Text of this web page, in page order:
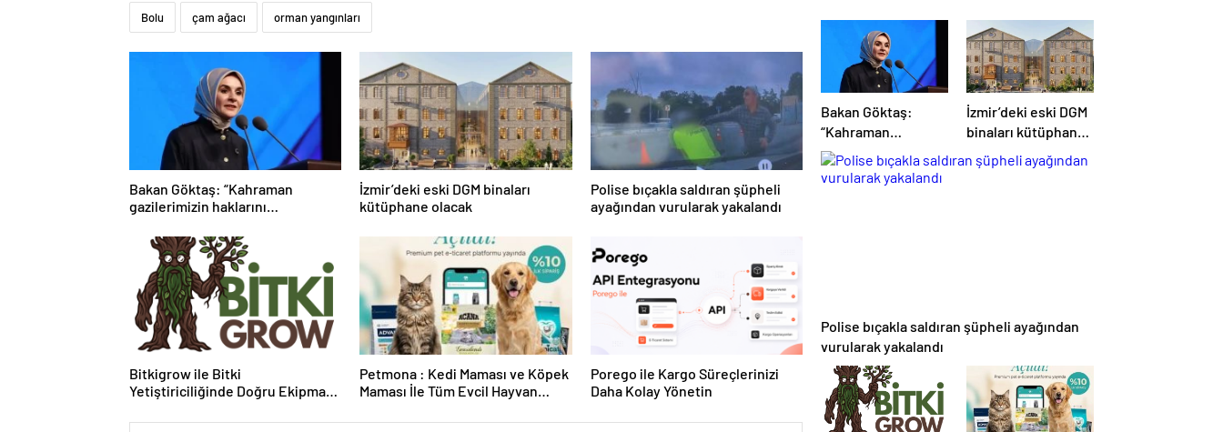
Bolu çam ağacı orman yangınları
Bakan Göktaş: “Kahraman
gazilerimizin haklarını
kapılarını aralıyoruz”
İzmir’deki eski DGM binaları
kütüphane olacak
Polise bıçakla saldıran şüpheli
ayağından vurularak yakalandı
Bitkigrow ile Bitki
Yetiştiriciliğinde Doğru Ekipman
Petmona : Kedi Maması ve Köpek
Maması İle Tüm Evcil Hayvan
Porego ile Kargo Süreçlerinizi
Daha Kolay Yönetin
Bakan Göktaş:
“Kahraman
gazilerimizin
haklarını
İzmir’deki eski DGM
binaları kütüphane
olacak
Polise bıçakla saldıran şüpheli ayağından
vurularak yakalandı